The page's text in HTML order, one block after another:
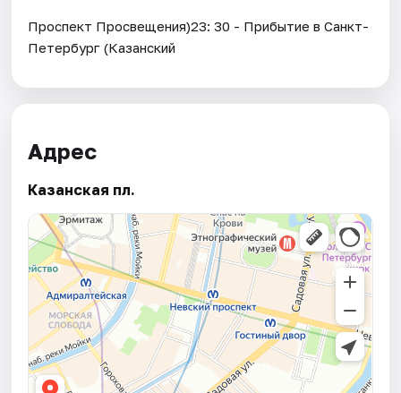
Проспект Просвещения)23: 30 - Прибытие в Санкт-
Петербург (Казанский
Адрес
Казанская пл.